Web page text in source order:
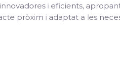
i eficients,
pròxim i adaptat a les